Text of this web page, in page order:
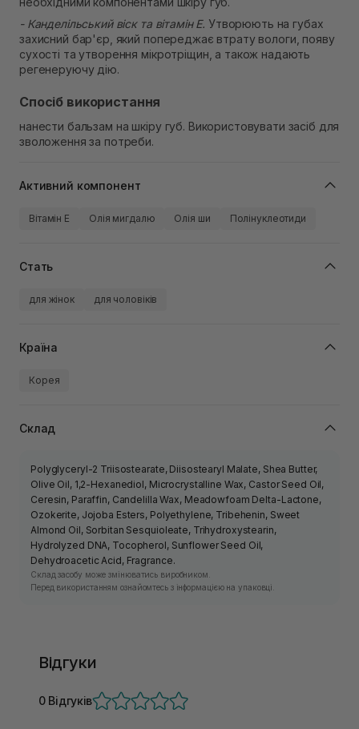
- Канделільський віск та вітамін Е. Утворюють на губах
захисний бар'єр, який попереджає втрату вологи, появу
сухості та утворення мікротріщин, а також надають
регенеруючу дію.
Спосіб використання
нанести бальзам на шкіру губ. Використовувати засіб для
зволоження за потреби.
Активний компонент
Вітамін Е Олія мигдалю Олія ши Полінуклеотиди
Стать
для жінок для чоловіків
Країна
Корея
Склад
Polyglyceryl-2 Triisostearate, Diisostearyl Malate, Shea Butter,
Olive Oil, 1,2-Hexanediol, Microcrystalline Wax, Castor Seed Oil,
Ceresin, Paraffin, Candelilla Wax, Meadowfoam Delta-Lactone,
Ozokerite, Jojoba Esters, Polyethylene, Tribehenin, Sweet
Almond Oil, Sorbitan Sesquioleate, Trihydroxystearin,
Hydrolyzed DNA, Tocopherol, Sunflower Seed Oil,
Dehydroacetic Acid, Fragrance.
Склад засобу може змінюватись виробником.
Перед використанням ознайомтесь з інформацією на упаковці.
Відгуки
0 Відгуків